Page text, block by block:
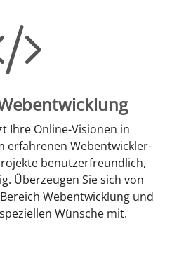
Ihre Online-Visionen in
erfahrenen Webentwickler-
benutzerfreundlich,
Überzeugen Sie sich von
Webentwicklung und
Wünsche mit.